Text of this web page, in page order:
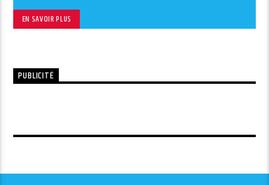
EN SAVOIR PLUS
PUBLICITÉ